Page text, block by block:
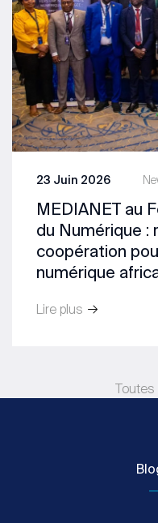
23 Juin 2026
MEDIANET au
du Numérique :
coopération
numérique
Lire plus